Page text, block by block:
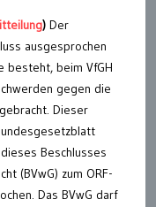
) Der
ausgesprochen
besteht, beim VfGH
gegen die
Dieser
Beschlusses
(BVwG) zum ORF-
Das BVwG darf